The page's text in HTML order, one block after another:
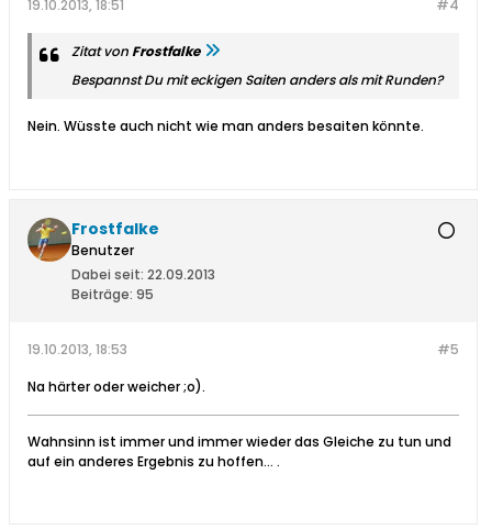
#4
19.10.2013, 18:51
Zitat vonFrostfalke
Bespannst Du mit eckigen Saiten anders als mit Runden?
Nein. Wüsste auch nicht wie man anders besaiten könnte.
Frostfalke
Benutzer
Dabei seit: 22.09.2013
Beiträge: 95
#5
19.10.2013, 18:53
Na härter oder weicher ;o).
Wahnsinn ist immer und immer wieder das Gleiche zu tun und
auf ein anderes Ergebnis zu hoffen… .